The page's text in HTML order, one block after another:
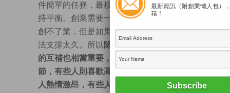
件簡單的任務，最核心的關鍵之一就是保
持平衡。創業需要一定的熱情，不然你也
創不了業，但是如果太過情緒化，你也無
法支撐太久。所以 除了能力互補，個性上
的互補也相當重要，有些人喜歡鑽研細
節，有些人則喜歡高談願景和理想；有些
人熱情激昂，有些人則保守冷靜。擁有個
最新資訊（附創業懶人包）
箱！